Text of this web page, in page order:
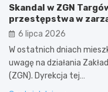
Skandal w ZGN
przestępstwa w
6 lipca 2026
W ostatnich dniach
uwagę na działania
(ZGN). Dyrekcja tej…